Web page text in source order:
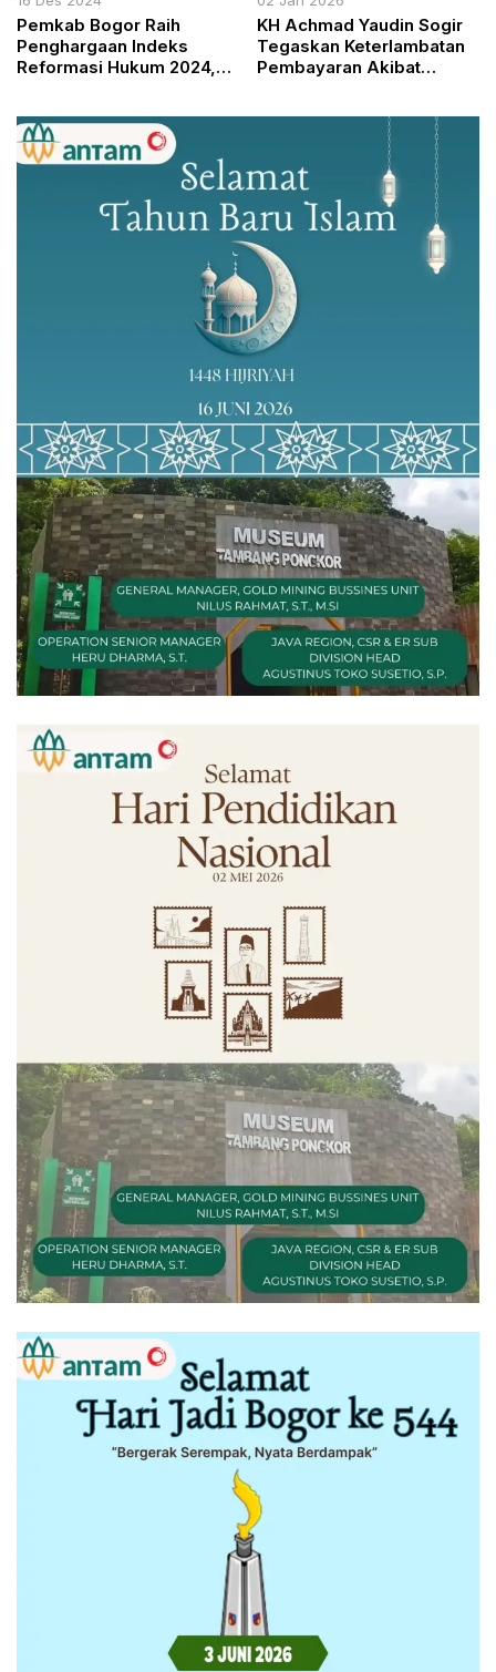
Pemkab Bogor Raih
Penghargaan Indeks
Reformasi Hukum 2024,
KH Achmad Yaudin Sogir
Tegaskan Keterlambatan
Pembayaran Akibat